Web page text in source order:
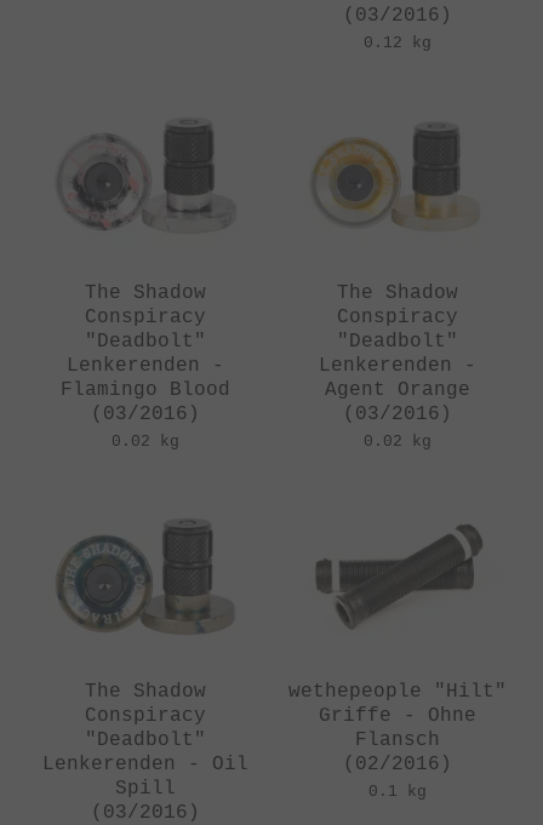
(03/2016)
0.12 kg
The Shadow
Conspiracy
"Deadbolt"
Lenkerenden -
Flamingo Blood
(03/2016)
0.02 kg
The Shadow
Conspiracy
"Deadbolt"
Lenkerenden -
Agent Orange
(03/2016)
0.02 kg
The Shadow
Conspiracy
"Deadbolt"
Lenkerenden - Oil
Spill
(03/2016)
wethepeople "Hilt"
Griffe - Ohne
Flansch
(02/2016)
0.1 kg